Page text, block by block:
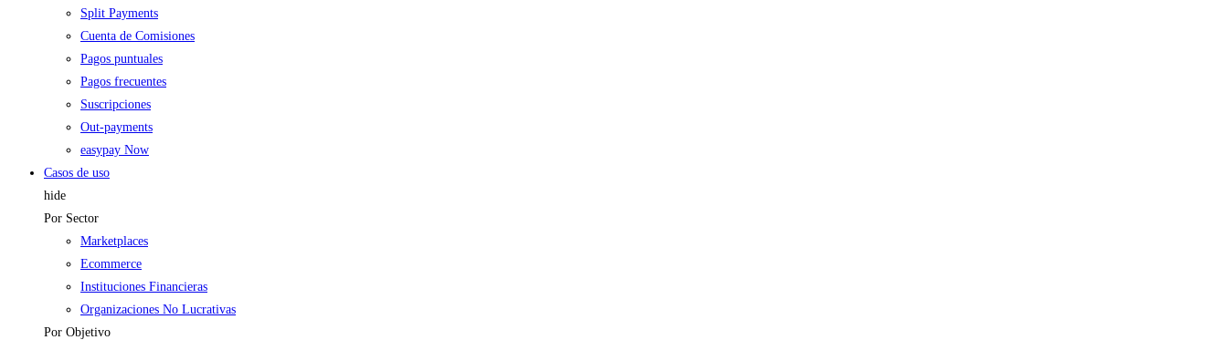
Split Payments
Cuenta de Comisiones
Pagos puntuales
Pagos frecuentes
Suscripciones
Out-payments
easypay Now
Casos de uso
hide
Por Sector
Marketplaces
Ecommerce
Instituciones Financieras
Organizaciones No Lucrativas
Por Objetivo